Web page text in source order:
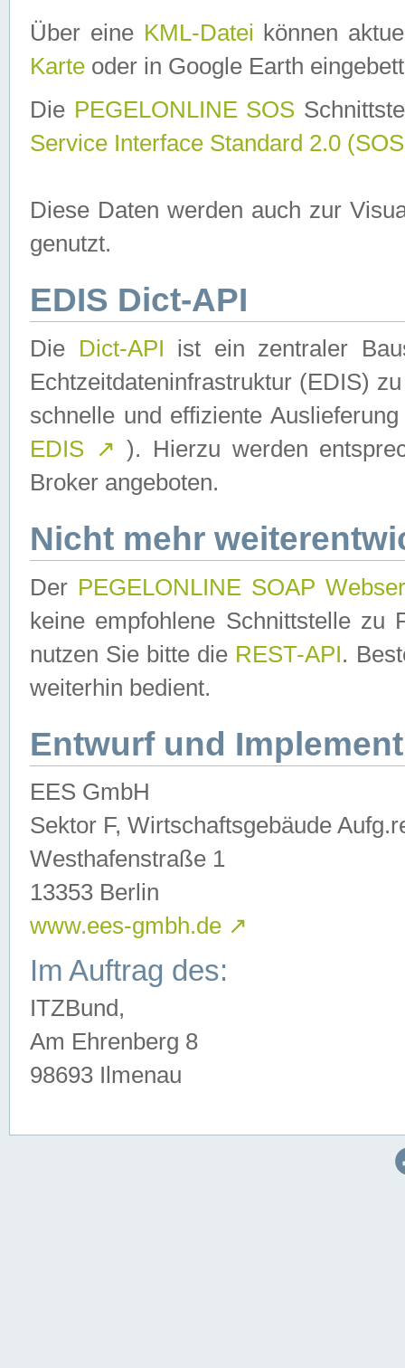
Über eine KML-Datei können
Karte oder in Google Earth
Die PEGELONLINE SOS
Service Interface Standard 2.0
Diese Daten werden auch zur
genutzt.
EDIS Dict-API
Die Dict-API ist ein zentraler
Echtzeitdateninfrastruktur (EDIS)
schnelle und effiziente
EDIS ↗ ). Hierzu werden
Broker angeboten.
Nicht mehr
Der PEGELONLINE SOAP
keine empfohlene Schnittstelle zu
nutzen Sie bitte die REST-API.
weiterhin bedient.
Entwurf und
EES GmbH
Sektor F, Wirtschaftsgebäude
Westhafenstraße 1
13353 Berlin
www.ees-gmbh.de ↗
Im Auftrag des:
ITZBund,
Am Ehrenberg 8
98693 Ilmenau